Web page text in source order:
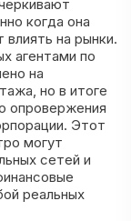
когда она
на рынки.
агентами по
на
но в итоге
опровержения
Этот
могут
сетей и
реальных